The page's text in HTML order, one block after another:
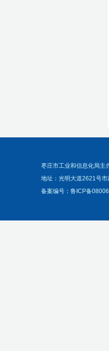
枣庄市工业和信息化局主
地址：光明大道2621号
备案编号： 鲁ICP备